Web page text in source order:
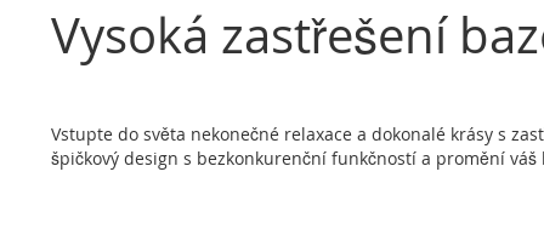
Vysoká zastřešení
Vstupte do světa nekonečné relaxace a dokonalé krásy s
špičkový design s bezkonkurenční funkčností a promění váš